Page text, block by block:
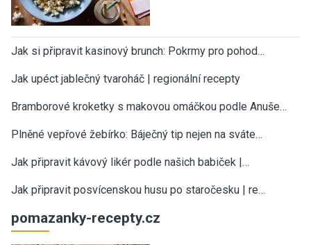
Jak si připravit kasinový brunch: Pokrmy pro pohod…
Jak upéct jablečný tvaroháč | regionální recepty
Bramborové kroketky s makovou omáčkou podle Anuše…
Plněné vepřové žebírko: Báječný tip nejen na sváte…
Jak připravit kávový likér podle našich babiček |…
Jak připravit posvícenskou husu po staročesku | re…
pomazanky-recepty.cz